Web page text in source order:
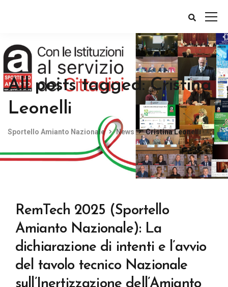
All posts tagged: Cristina
Leonelli
Sportello Amianto Nazionale News Cristina Leonelli
RemTech 2025 (Sportello
Amianto Nazionale): La
dichiarazione di intenti e l’avvio
del tavolo tecnico Nazionale
sull’Inertizzazione dell’Amianto